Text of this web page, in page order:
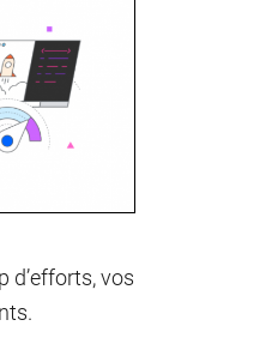
d’efforts, vos